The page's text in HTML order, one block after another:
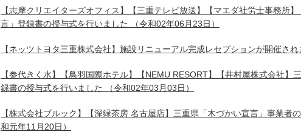
【志摩クリエイターズオフィス】【三重テレビ放送】【マエダ社労士事務所
言」登録書の授与式を行いました
（令和02年06月23日）
【ネッツトヨタ三重株式会社】施設リニューアル完成レセプションが開催され
【参代きく水】【鳥羽国際ホテル】【NEMU RESORT】【井村屋株式会社】
録書の授与式を行いました
（令和02年03月03日）
【株式会社ブルック】【深緑茶房 名古屋店】三重県「木づかい宣言」事業者
和元年11月20日）